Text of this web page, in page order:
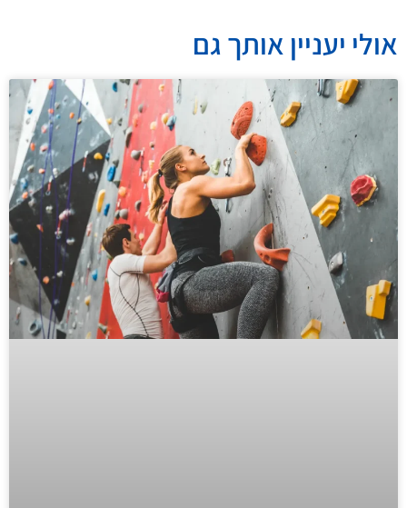
אולי יעניין אותך גם